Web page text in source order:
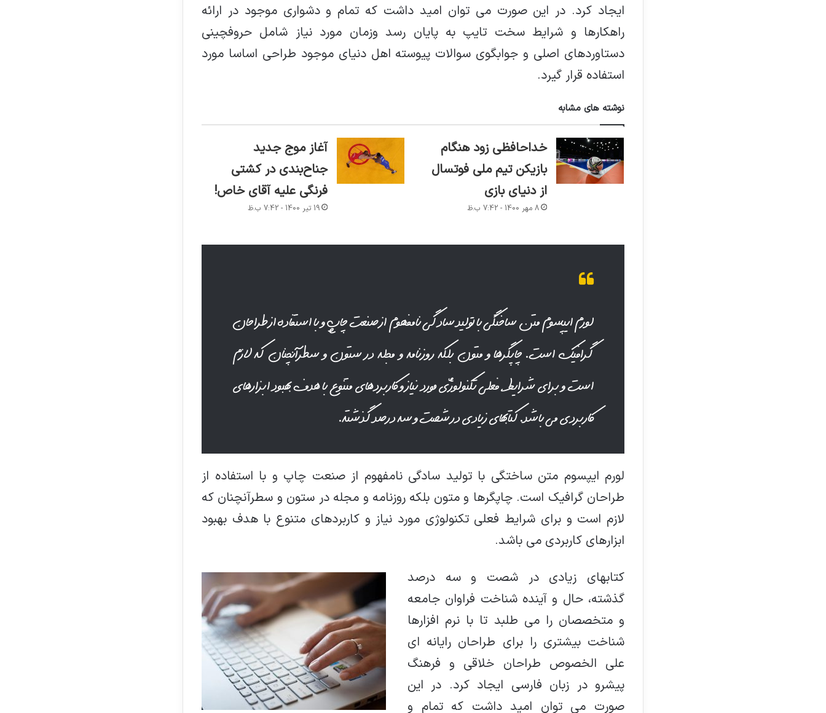
ایجاد کرد. در این صورت می توان امید داشت که تمام و دشواری موجود در ارائه
راهکارها و شرایط سخت تایپ به پایان رسد وزمان مورد نیاز شامل حروفچینی
دستاوردهای اصلی و جوابگوی سوالات پیوسته اهل دنیای موجود طراحی اساسا مورد
استفاده قرار گیرد.
نوشته های مشابه
خداحافظی زود هنگام
بازیکن تیم ملی فوتسال
از دنیای بازی
8 مهر 1400 - 7:42 ب.ظ
آغاز موج جدید
جناح‌بندی در کشتی
فرنگی علیه آقای خاص!
19 تیر 1400 - 7:42 ب.ظ
لورم ایپسوم متن ساختگی با تولید سادگی نامفهوم از صنعت چاپ و با استفاده از طراحان
گرافیک است. چاپگرها و متون بلکه روزنامه و مجله در ستون و سطرآنچنان که لازم
است و برای شرایط فعلی تکنولوژی مورد نیاز و کاربردهای متنوع با هدف بهبود ابزارهای
کاربردی می باشد. کتابهای زیادی در شصت و سه درصد گذشته.
لورم ایپسوم متن ساختگی با تولید سادگی نامفهوم از صنعت چاپ و با استفاده از
طراحان گرافیک است. چاپگرها و متون بلکه روزنامه و مجله در ستون و سطرآنچنان که
لازم است و برای شرایط فعلی تکنولوژی مورد نیاز و کاربردهای متنوع با هدف بهبود
ابزارهای کاربردی می باشد.
کتابهای زیادی در شصت و سه درصد
گذشته، حال و آینده شناخت فراوان جامعه
و متخصصان را می طلبد تا با نرم افزارها
شناخت بیشتری را برای طراحان رایانه ای
علی الخصوص طراحان خلاقی و فرهنگ
پیشرو در زبان فارسی ایجاد کرد. در این
صورت می توان امید داشت که تمام و